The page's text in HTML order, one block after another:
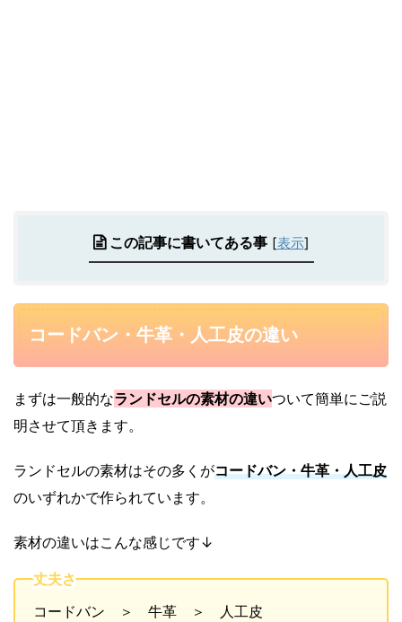
この記事に書いてある事 [表示]
コードバン・牛革・人工皮の違い
まずは一般的なランドセルの素材の違いついて簡単にご説
明させて頂きます。
ランドセルの素材はその多くがコードバン・牛革・人工皮
のいずれかで作られています。
素材の違いはこんな感じです↓
丈夫さ
コードバン ＞ 牛革 ＞ 人工皮